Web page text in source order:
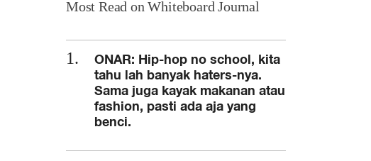
Most Read on Whiteboard Journal
ONAR: Hip-hop no school, kita
tahu lah banyak haters-nya.
Sama juga kayak makanan atau
fashion, pasti ada aja yang
benci.